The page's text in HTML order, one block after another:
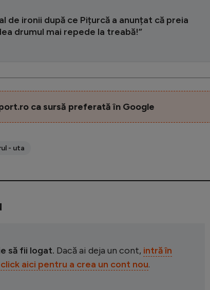
de ironii după ce Pițurcă a anunțat că preia
drumul mai repede la treabă!”
ca sursă preferată în Google
- uta
să fii logat. Dacă ai deja un cont, intră în
click aici pentru a crea un cont nou.